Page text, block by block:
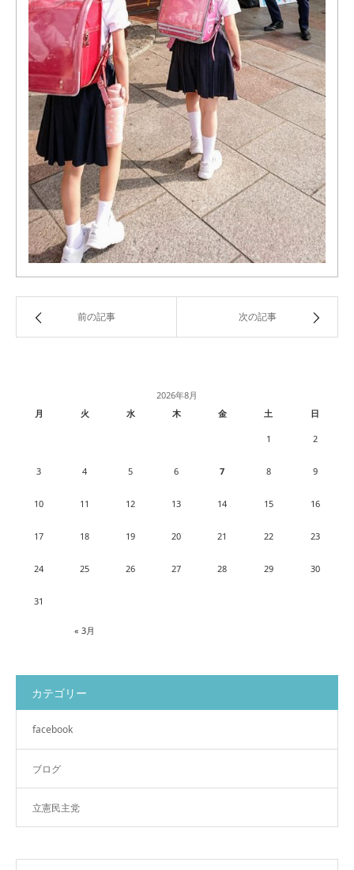
前の記事 次の記事
2026年8月
月
火 水 木 金 土 日
« 3月
1 2
3 4 5 6 7 8 9
10 11 12 13 14 15 16
17 18 19 20 21 22 23
24 25 26 27 28 29 30
31
カテゴリー
facebook
ブログ
立憲民主党